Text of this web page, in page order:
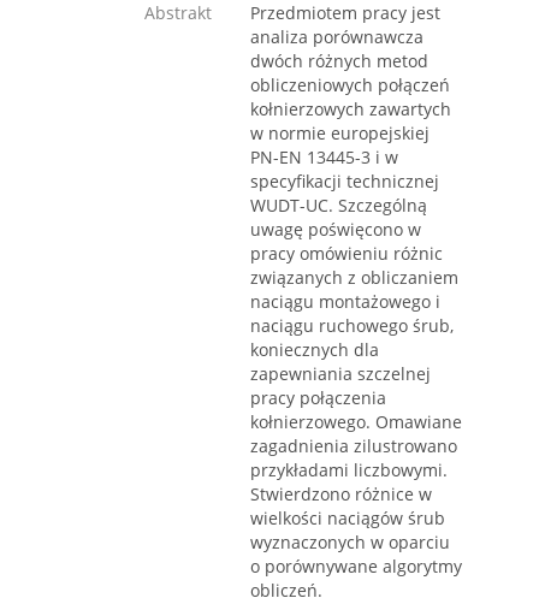
Abstrakt
Przedmiotem pracy jest
analiza porównawcza
dwóch różnych metod
obliczeniowych połączeń
kołnierzowych zawartych
w normie europejskiej
PN-EN 13445-3 i w
specyfikacji technicznej
WUDT-UC. Szczególną
uwagę poświęcono w
pracy omówieniu różnic
związanych z obli­czaniem
naciągu montażowego i
naciągu ruchowego śrub,
koniecznych dla
zapewniania szczelnej
pracy połączenia
kołnierzowego. Omawiane
zagadnienia zilustrowano
przykładami liczbowymi.
Stwierdzono różnice w
wielkości naciągów śrub
wyznaczonych w oparciu
o po­równywane algorytmy
obliczeń.